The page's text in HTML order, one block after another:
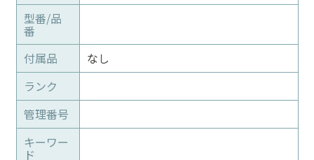
型番/品
番
付属品
なし
ランク
管理番号
キーワー
ド